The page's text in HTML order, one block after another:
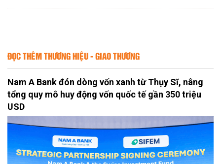
ĐỌC THÊM THƯƠNG HIỆU - GIAO THƯƠNG
Nam A Bank đón dòng vốn xanh từ Thụy Sĩ, nâng
tổng quy mô huy động vốn quốc tế gần 350 triệu
USD